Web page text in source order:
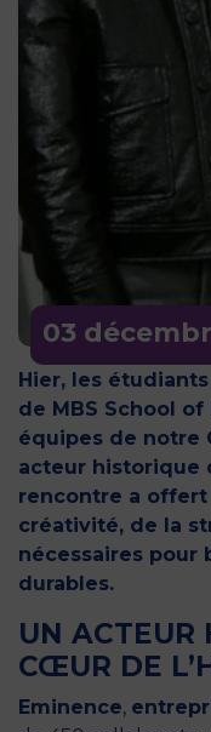
03
Hier, les
de MBS School
équipes de notre
acteur historique
rencontre a
créativité, de la
nécessaires pour
durables.
UN ACTEUR
CŒUR DE
Eminence,